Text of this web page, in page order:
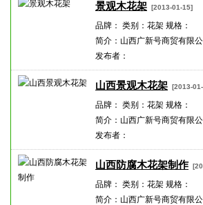
景观木花架 [2013-01-15]
品牌： 类别：花架 规格：
简介：山西广新号商贸有限
发布者：
山西景观木花架 [2013-
品牌： 类别：花架 规格：
简介：山西广新号商贸有限
发布者：
山西防腐木花架制作
品牌： 类别：花架 规格：
简介：山西广新号商贸有限